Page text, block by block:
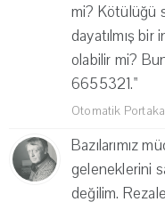
mi? Kötülüğü
dayatılmış bir
olabilir mi?
6655321."
Otomatik
Bazılarımız
geleneklerini
değilim.